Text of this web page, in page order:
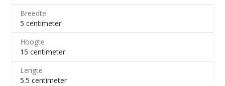
Breedte
5 centimeter
Hoogte
15 centimeter
Lengte
5.5 centimeter